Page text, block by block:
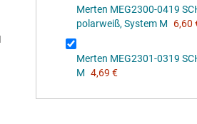
Merten MEG2300-0419
polarweiß, System M
6,60
Merten MEG2301-0319
M 4,69 €